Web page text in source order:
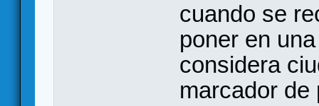
cuando se
poner en
considera
marcador de